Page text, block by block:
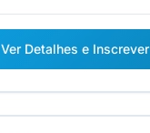
Ver Detalhes e Inscrever